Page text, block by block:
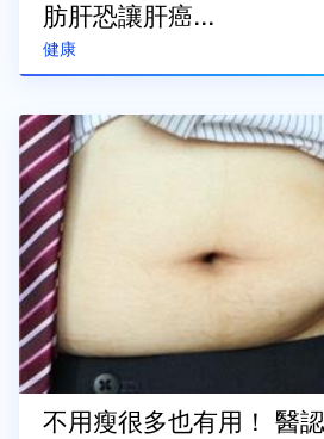
健康
肪肝恐讓肝癌...
不用瘦很多也有用！ 醫